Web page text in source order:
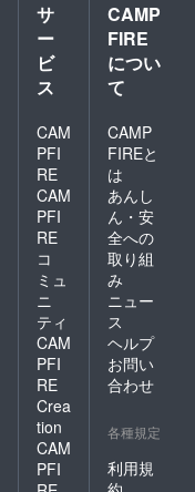
サ
ー
ビ
ス
CAM
PFI
RE
CAM
PFI
RE
コ
ミュ
ニ
ティ
CAM
PFI
RE
Crea
tion
CAM
PFI
CAMP
FIRE
につい
て
CAMP
FIREと
は
あんし
ん・安
全への
取り組
み
ニュー
ス
ヘルプ
お問い
合わせ
各種規定
利用規